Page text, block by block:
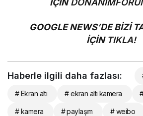
İÇİN
GOOGLE NEWS’DE BİZİ
İÇİN TIKLA!
Haberle ilgili daha fazlası:
# Ekran altı # ekran altı kamera
# kamera # paylaşım # weibo